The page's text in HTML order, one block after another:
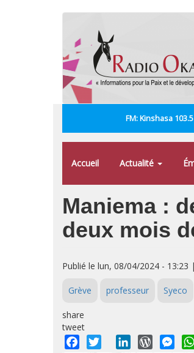
FM: Kinshasa
Accueil Actualité
Maniema :
deux mois
Publié le lun, 08/04/2024 -
Grève professeur Syeco
share
tweet
Facebook
Twitter LinkedIn